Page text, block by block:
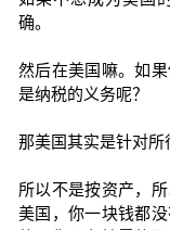
确。
然后在美国嘛。如
是纳税的义务呢？
那美国其实是针对所
所以不是按资产，
美国，你一块钱都